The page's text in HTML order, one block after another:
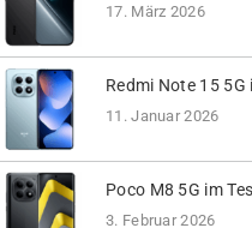
17. März 2026
Redmi Note 15 5G
11. Januar 2026
Poco M8 5G im
3. Februar 2026